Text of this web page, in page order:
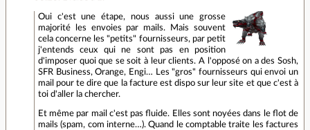
Oui c'est une étape, nous aussi une grosse
majorité les envoies par mails. Mais souvent
cela concerne les "petits" fournisseurs, par petit
j'entends ceux qui ne sont pas en position
d'imposer quoi que se soit à leur clients. A l'opposé on a des Sosh,
SFR Business, Orange, Engi… Les "gros" fournisseurs qui envoi un
mail pour te dire que la facture est dispo sur leur site et que c'est à
toi d'aller la chercher.
Et même par mail c'est pas fluide. Elles sont noyées dans le flot de
mails (spam, com interne…). Quand le comptable traite les factures